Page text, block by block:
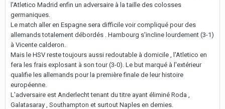
l'Atletico Madrid enfin un adversaire à la taille des colosses
germaniques.
Le match aller en Espagne sera difficile voir compliqué pour des
allemands totalement débordés . Hambourg s'incline lourdement (3-1)
à Vicente calderon.
Mais le HSV reste toujours aussi redoutable à domicile , l'Atletico en
fera les frais explosant à son tour (3-0). Le but marqué à l'extérieur
qualifie les allemands pour la première finale de leur histoire
européenne.
L'adversaire est Anderlecht tenant du titre ayant éliminé Roda ,
Galatasaray , Southampton et surtout Naples en demies.